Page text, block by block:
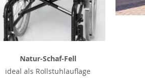
Natur-Schaf-Fell
ideal als Rollstuhlauflage